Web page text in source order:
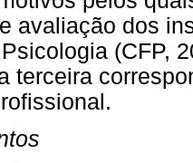
avaliação dos
(CFP,
terceira